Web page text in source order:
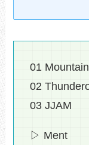
01
02
03 JJAM
▷ Ment